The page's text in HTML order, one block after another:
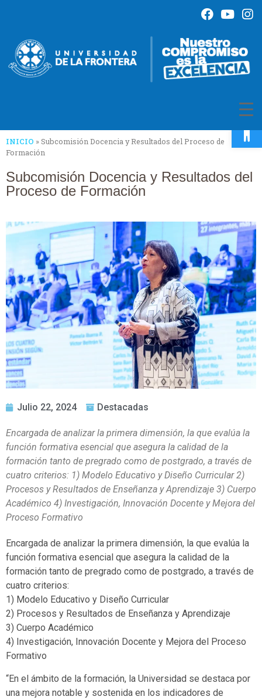
INICIO »Subcomisión Docencia y Resultados del Proceso de
Formación
Subcomisión Docencia y Resultados del
Proceso de Formación
Julio 22, 2024 Destacadas
Encargada de analizar la primera dimensión, la que evalúa la
función formativa esencial que asegura la calidad de la
formación tanto de pregrado como de postgrado, a través de
cuatro criterios: 1) Modelo Educativo y Diseño Curricular 2)
Procesos y Resultados de Enseñanza y Aprendizaje 3) Cuerpo
Académico 4) Investigación, Innovación Docente y Mejora del
Proceso Formativo
Encargada de analizar la primera dimensión, la que evalúa la
función formativa esencial que asegura la calidad de la
formación tanto de pregrado como de postgrado, a través de
cuatro criterios:
1) Modelo Educativo y Diseño Curricular
2) Procesos y Resultados de Enseñanza y Aprendizaje
3) Cuerpo Académico
4) Investigación, Innovación Docente y Mejora del Proceso
Formativo
“En el ámbito de la formación, la Universidad se destaca por
una mejora notable y sostenida en los indicadores de